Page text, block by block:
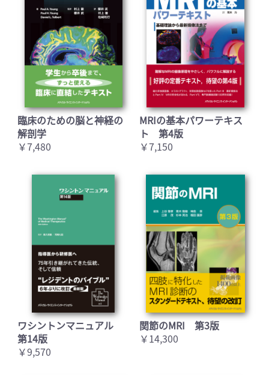
臨床のための脳と神経の
解剖学
￥7,480
MRIの基本パワーテキス
ト 第4版
￥7,150
ワシントンマニュアル
第14版
￥9,570
関節のMRI 第3版
￥14,300